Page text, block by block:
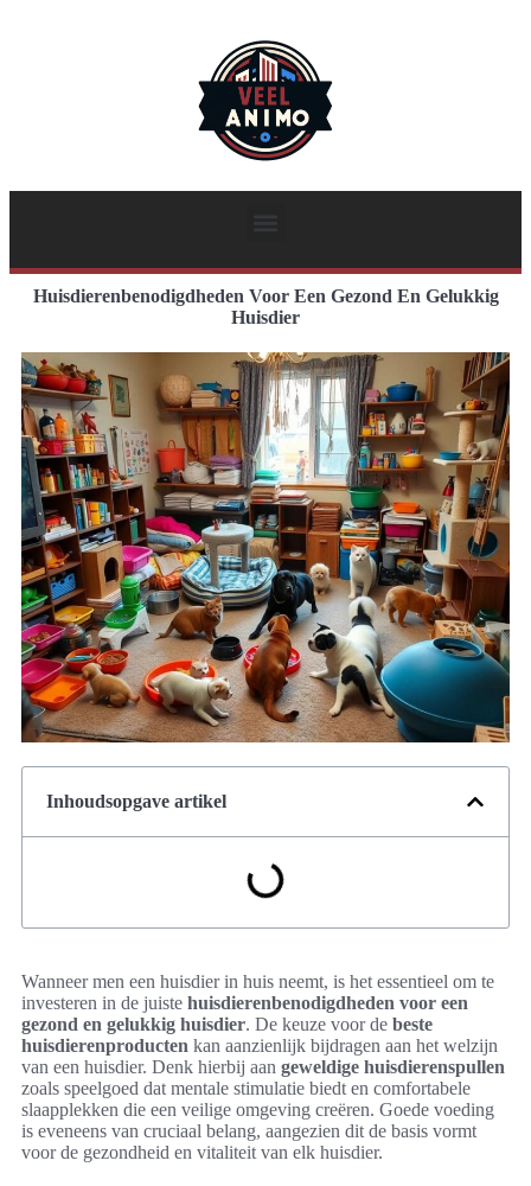
Huisdierenbenodigdheden Voor Een Gezond En Gelukkig
Huisdier
Inhoudsopgave artikel
Wanneer men een huisdier in huis neemt, is het essentieel om te
investeren in de juiste huisdierenbenodigdheden voor een
gezond en gelukkig huisdier. De keuze voor de beste
huisdierenproducten kan aanzienlijk bijdragen aan het welzijn
van een huisdier. Denk hierbij aan geweldige huisdierenspullen
zoals speelgoed dat mentale stimulatie biedt en comfortabele
slaapplekken die een veilige omgeving creëren. Goede voeding
is eveneens van cruciaal belang, aangezien dit de basis vormt
voor de gezondheid en vitaliteit van elk huisdier.